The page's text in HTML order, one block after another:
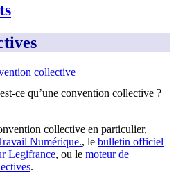
collective
ce qu’une convention collective ?
collective en particulier,
Numérique., le bulletin officiel
Legifrance, ou le moteur de
.